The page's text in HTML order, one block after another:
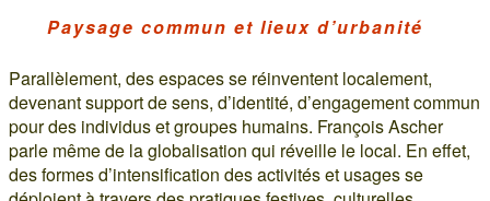
Paysage commun et lieux d’urbanité
Parallèlement, des espaces se réinventent localement,
devenant support de sens, d’identité, d’engagement commun
pour des individus et groupes humains. François Ascher
parle même de la globalisation qui réveille le local. En effet,
des formes d’intensification des activités et usages se